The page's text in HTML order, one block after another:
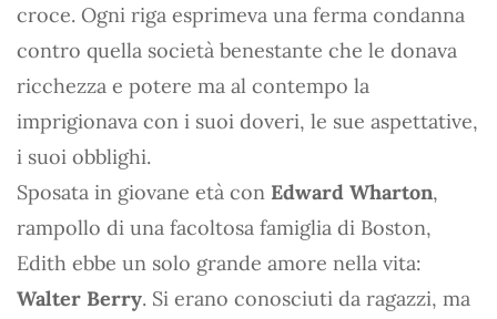
croce. Ogni riga esprimeva una ferma condanna
contro quella società benestante che le donava
ricchezza e potere ma al contempo la
imprigionava con i suoi doveri, le sue aspettative,
i suoi obblighi.
Sposata in giovane età con Edward Wharton,
rampollo di una facoltosa famiglia di Boston,
Edith ebbe un solo grande amore nella vita:
Walter Berry. Si erano conosciuti da ragazzi, ma